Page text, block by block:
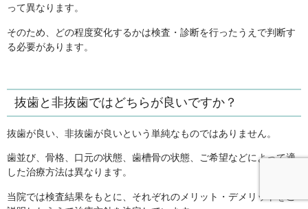
って異なります。
そのため、どの程度変化するかは検査・診断を行ったうえで判断す
る必要があります。
抜歯と非抜歯ではどちらが良いですか？
抜歯が良い、非抜歯が良いという単純なものではありません。
歯並び、骨格、口元の状態、歯槽骨の状態、ご希望などによって適
した治療方法は異なります。
当院では検査結果をもとに、それぞれのメリット・デメリットをご